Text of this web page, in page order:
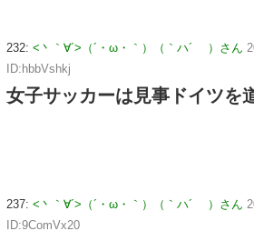
232: <丶｀∀´>（´・ω・｀）（｀ハ´ ）さん
ID:hbbVshkj
女子サッカーは見事ドイツを
237: <丶｀∀´>（´・ω・｀）（｀ハ´ ）さん
ID:9ComVx20